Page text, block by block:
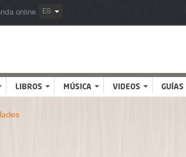
online ES
LIBROS MÚSICA VIDEOS GUÍAS